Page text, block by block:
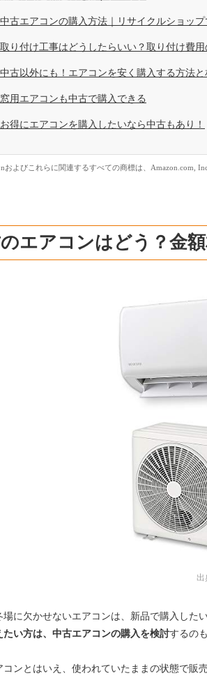
中古エアコンの購入方法｜リサイクルショップ
取り付け工事はどうしたらいい？取り付け費
中古以外にも！エアコンを安く購入する方法と
窓用エアコンも中古で購入できる
お得にエアコンを購入したいなら中古もあり！
およびこれらに関連するすべての商標は、Amazon.com,
エアコンはどう？金
出
場に欠かせないエアコンは、新品で購入した
たい方は、中古エアコンの購入を検討するの
コンとはいえ、使われていたままの状態で販